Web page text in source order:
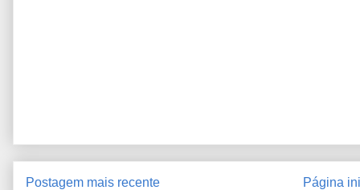
Postagem mais recente Página